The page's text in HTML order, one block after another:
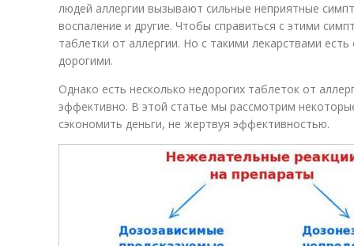
людей аллергии вызывают сильные неприятные
воспаление и другие. Чтобы справиться с этими
таблетки от аллергии. Но с такими лекарствами
дорогими.
Однако есть несколько недорогих таблеток от
эффективно. В этой статье мы рассмотрим
сэкономить деньги, не жертвуя эффективностью.